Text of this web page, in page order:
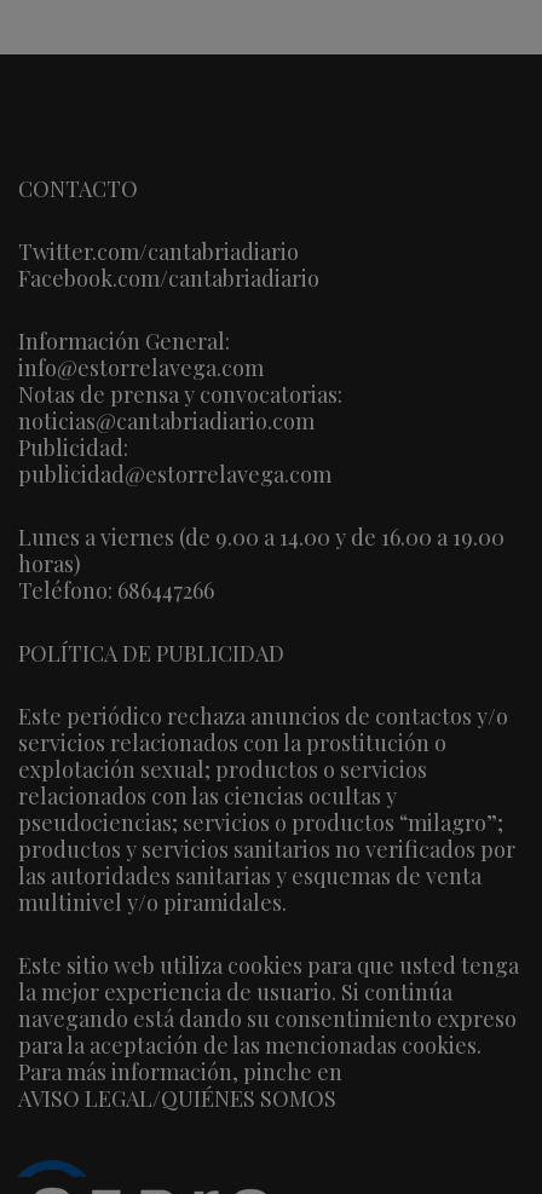
CONTACTO
Twitter.com/cantabriadiario
Facebook.com/cantabriadiario
Información General:
info@estorrelavega.com
Notas de prensa y convocatorias:
noticias@cantabriadiario.com
Publicidad:
publicidad@estorrelavega.com
Lunes a viernes (de 9.00 a 14.00 y de 16.00 a 19.00
horas)
Teléfono: 686447266
POLÍTICA DE PUBLICIDAD
Este periódico rechaza anuncios de contactos y/o
servicios relacionados con la prostitución o
explotación sexual; productos o servicios
relacionados con las ciencias ocultas y
pseudociencias; servicios o productos “milagro”;
productos y servicios sanitarios no verificados por
las autoridades sanitarias y esquemas de venta
multinivel y/o piramidales.
Este sitio web utiliza cookies para que usted tenga
la mejor experiencia de usuario. Si continúa
navegando está dando su consentimiento expreso
para la aceptación de las mencionadas cookies.
Para más información, pinche en
AVISO LEGAL/QUIÉNES SOMOS